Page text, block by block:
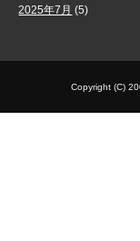
2025年7月 (5)
Copyright (C)